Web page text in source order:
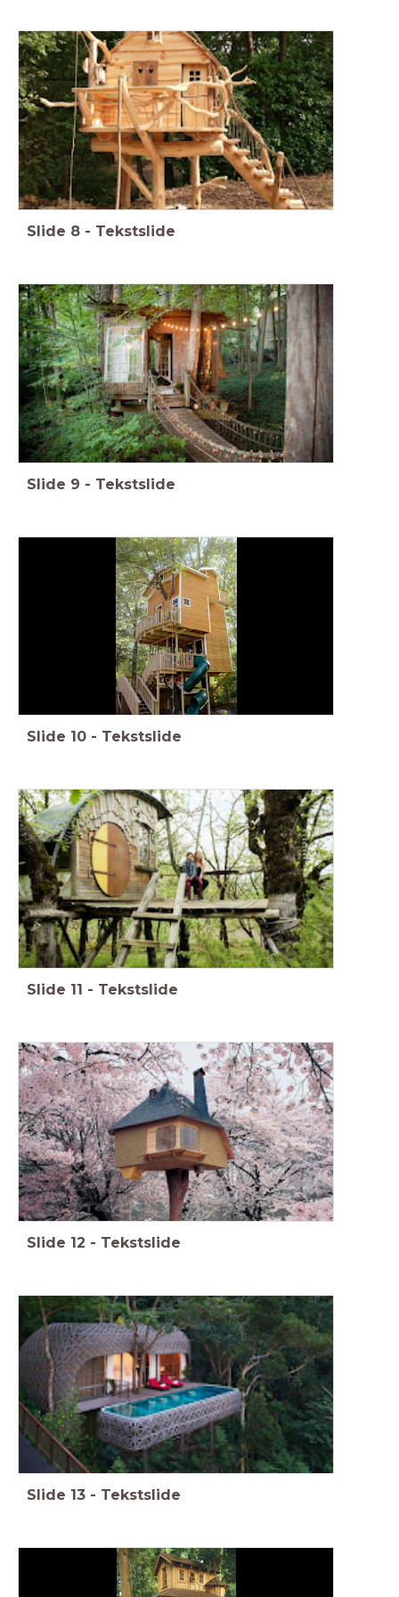
Slide 8 - Tekstslide
Slide 9 - Tekstslide
Slide 10 - Tekstslide
Slide 11 - Tekstslide
Slide 12 - Tekstslide
Slide 13 - Tekstslide